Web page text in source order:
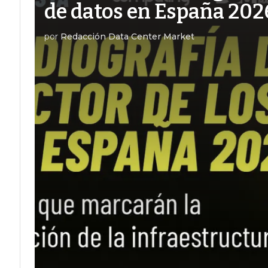
de datos en España
por Redacción Data Center Market